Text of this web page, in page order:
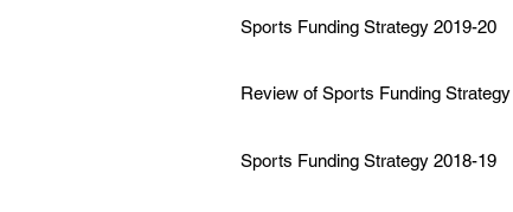
Sports Funding Strategy 2019-20
Review of Sports Funding
Sports Funding Strategy 2018-19